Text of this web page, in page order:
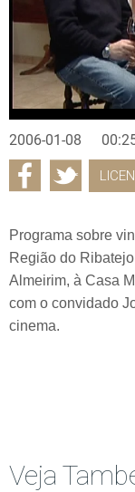
2006-01-08
Programa sobre
Região do
Almeirim, à Casa
com o convidado
cinema.
Veja